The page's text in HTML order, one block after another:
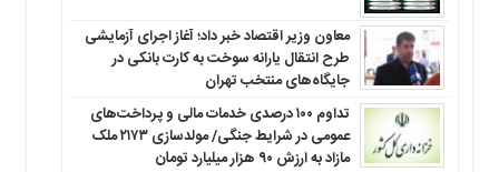
معاون وزیر اقتصاد خبر داد؛ آغاز اجرای آزمایشی
طرح انتقال یارانه سوخت به کارت بانکی در
جایگاه‌های منتخب تهران
تداوم ۱۰۰ درصدی خدمات مالی و پرداخت‌های
عمومی در شرایط جنگی/ مولدسازی ۲۱۷۳ ملک
مازاد به ارزش ۹۰ هزار میلیارد تومان